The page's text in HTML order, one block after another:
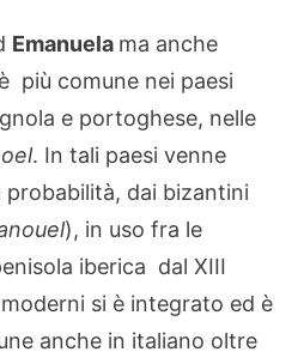
Emanuela ma anche
è più comune nei paesi
e portoghese, nelle
. In tali paesi venne
dai bizantini
), in uso fra le
iberica dal XIII
si è integrato ed è
anche in italiano oltre